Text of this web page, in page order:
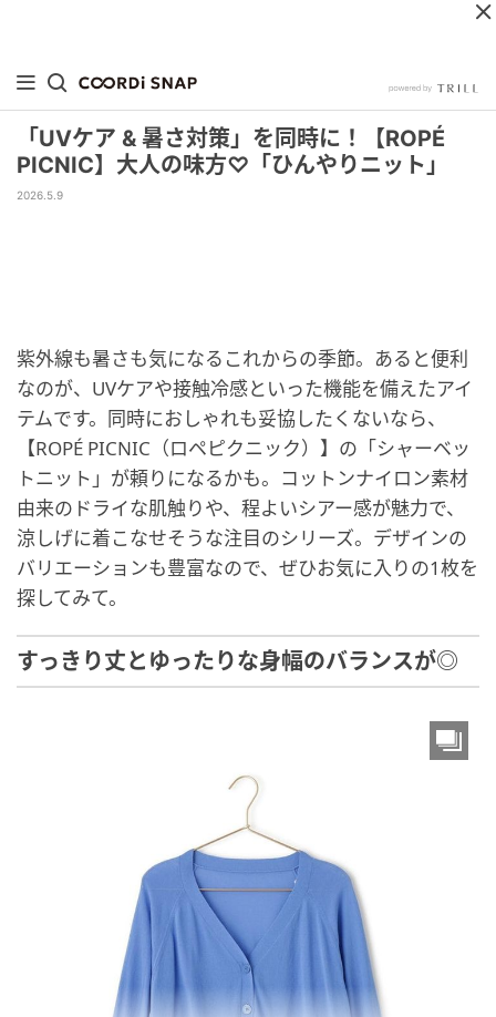
「UVケア & 暑さ対策」を同時に！【ROPÉ
PICNIC】大人の味方♡「ひんやりニット」
2026.5.9
紫外線も暑さも気になるこれからの季節。あると便利
なのが、UVケアや接触冷感といった機能を備えたアイ
テムです。同時におしゃれも妥協したくないなら、
【ROPÉ PICNIC（ロペピクニック）】の「シャーベッ
トニット」が頼りになるかも。コットンナイロン素材
由来のドライな肌触りや、程よいシアー感が魅力で、
涼しげに着こなせそうな注目のシリーズ。デザインの
バリエーションも豊富なので、ぜひお気に入りの1枚を
探してみて。
すっきり丈とゆったりな身幅のバランスが◎